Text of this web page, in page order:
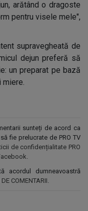
arătând o dragoste
pentru visele mele",
supravegheată de
dejun preferă să
un preparat pe bază
miere.
sunteți de acord ca
fie prelucrate de PRO TV
de confidențialitate PRO
.
acordul dumneavoastră
COMENTARII.